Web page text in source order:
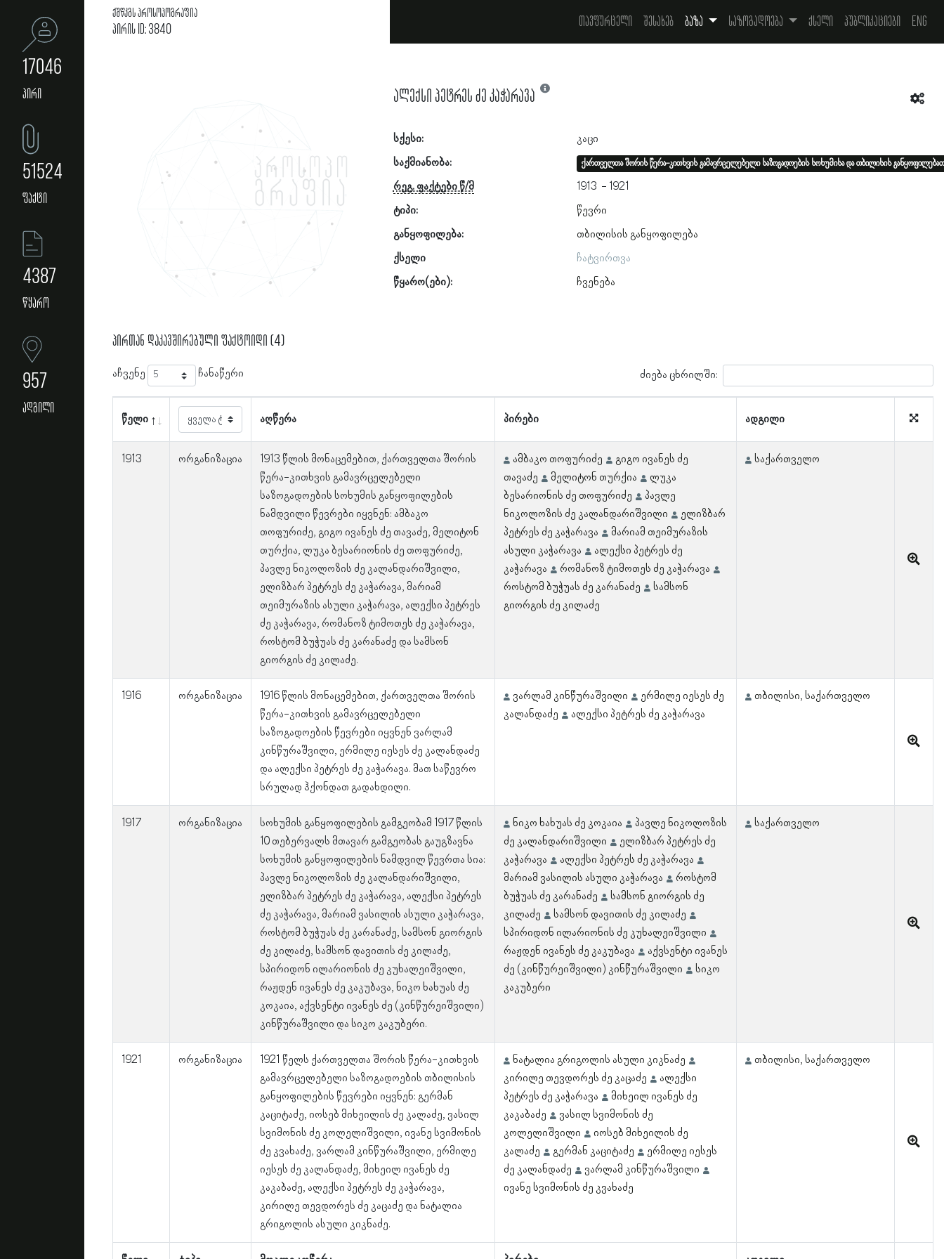
17046
პირი
51524
ფაქტი
4387
წყარო
957
ადგილი
ქშწკგს პროსოპოგრაფია
პირის ID: 3840 თავფურცელი შესახებ ბაზა საზოგადოება ქსელი პუბლიკაციები Eng
ალექსი პეტრეს ძე კაჭარავა
სქესი:
კაცი
საქმიანობა:
ქართველთა შორის წერა-კითხვის გამავრცელებელი საზოგადოების სოხუმისა და თბილისის
რეგ. ფაქტები წ/მ 1913
1921
ტიპი:
წევრი
განყოფილება:
თბილისის განყოფილება
ქსელი
ჩატვირთვა
წყარო(ები):
ჩვენება
პირთან დაკავშირებული ფაქტოიდი (4)
აჩვენე ჩანაწერი ძიება ცხრილში:
წელი აღწერა პირები ადგილი
1913 ორგანიზაცია
1913 წლის მონაცემებით, ქართველთა შორის
წერა-კითხვის გამავრცელებელი
საზოგადოების სოხუმის განყოფილების
ნამდვილი წევრები იყვნენ: ამბაკო
თოფურიძე, გიგო ივანეს ძე თავაძე, მელიტონ
თურქია, ლუკა ბესარიონის ძე თოფურიძე,
პავლე ნიკოლოზის ძე კალანდარიშვილი,
ელიზბარ პეტრეს ძე კაჭარავა, მარიამ
თეიმურაზის ასული კაჭარავა, ალექსი პეტრეს
ძე კაჭარავა, რომანოზ ტიმოთეს ძე კაჭარავა,
როსტომ ბუჭუას ძე კარანაძე და სამსონ
გიორგის ძე კილაძე.
ამბაკო თოფურიძე
გიგო ივანეს ძე
თავაძე
მელიტონ თურქია
ლუკა
ბესარიონის ძე თოფურიძე
პავლე
ნიკოლოზის ძე კალანდარიშვილი
ელიზბარ
პეტრეს ძე კაჭარავა
მარიამ თეიმურაზის
ასული კაჭარავა
ალექსი პეტრეს ძე
კაჭარავა
რომანოზ ტიმოთეს ძე კაჭარავა
როსტომ ბუჭუას ძე კარანაძე
სამსონ
გიორგის ძე კილაძე
საქართველო
1916 ორგანიზაცია
1916 წლის მონაცემებით, ქართველთა შორის
წერა-კითხვის გამავრცელებელი
საზოგადოების წევრები იყვნენ ვარლამ
კინწურაშვილი, ერმილე იესეს ძე კალანდაძე
და ალექსი პეტრეს ძე კაჭარავა. მათ საწევრო
სრულად ჰქონდათ გადახდილი.
ვარლამ კინწურაშვილი
ერმილე იესეს ძე
კალანდაძე
ალექსი პეტრეს ძე კაჭარავა
თბილისი, საქართველო
1917 ორგანიზაცია
სოხუმის განყოფილების გამგეობამ 1917 წლის
10 თებერვალს მთავარ გამგეობას გაუგზავნა
სოხუმის განყოფილების ნამდვილ წევრთა სია:
პავლე ნიკოლოზის ძე კალანდარიშვილი,
ელიზბარ პეტრეს ძე კაჭარავა, ალექსი პეტრეს
ძე კაჭარავა, მარიამ ვასილის ასული კაჭარავა,
როსტომ ბუჭუას ძე კარანაძე, სამსონ გიორგის
ძე კილაძე, სამსონ დავითის ძე კილაძე,
სპირიდონ ილარიონის ძე კუხალეიშვილი,
რაჟდენ ივანეს ძე კაკუბავა, ნიკო ხახუას ძე
კოკაია, აქვსენტი ივანეს ძე (კინწურეიშვილი)
კინწურაშვილი და სიკო კაკუბერი.
ნიკო ხახუას ძე კოკაია
პავლე ნიკოლოზის
ძე კალანდარიშვილი
ელიზბარ პეტრეს ძე
კაჭარავა
ალექსი პეტრეს ძე კაჭარავა
მარიამ ვასილის ასული კაჭარავა
როსტომ
ბუჭუას ძე კარანაძე
სამსონ გიორგის ძე
კილაძე
სამსონ დავითის ძე კილაძე
სპირიდონ ილარიონის ძე კუხალეიშვილი
რაჟდენ ივანეს ძე კაკუბავა
აქვსენტი ივანეს
ძე (კინწურეიშვილი) კინწურაშვილი
სიკო
კაკუბერი
საქართველო
1921 ორგანიზაცია
1921 წელს ქართველთა შორის წერა-კითხვის
გამავრცელებელი საზოგადოების თბილისის
განყოფილების წევრები იყვნენ: გერმან
კაციტაძე, იოსებ მიხეილის ძე კალაძე, ვასილ
სვიმონის ძე კოლელიშვილი, ივანე სვიმონის
ძე კვახაძე, ვარლამ კინწურაშვილი, ერმილე
იესეს ძე კალანდაძე, მიხეილ ივანეს ძე
კაკაბაძე, ალექსი პეტრეს ძე კაჭარავა,
კირილე თევდორეს ძე კაცაძე და ნატალია
გრიგოლის ასული კიკნაძე.
ნატალია გრიგოლის ასული კიკნაძე
კირილე თევდორეს ძე კაცაძე
ალექსი
პეტრეს ძე კაჭარავა
მიხეილ ივანეს ძე
კაკაბაძე
ვასილ სვიმონის ძე
კოლელიშვილი
იოსებ მიხეილის ძე
კალაძე
გერმან კაციტაძე
ერმილე იესეს
ძე კალანდაძე
ვარლამ კინწურაშვილი
ივანე სვიმონის ძე კვახაძე
თბილისი, საქართველო